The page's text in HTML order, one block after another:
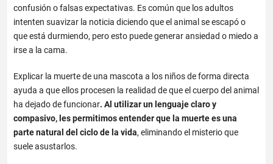
confusión o falsas expectativas. Es común que los adultos
intenten suavizar la noticia diciendo que el animal se escapó o
que está durmiendo, pero esto puede generar ansiedad o miedo a
irse a la cama.
Explicar la muerte de una mascota a los niñosde forma directa
ayuda a que ellos procesen la realidad de que el cuerpo del animal
ha dejado de funcionar. Al utilizar un lenguaje claro y
compasivo, les permitimos entender que la muerte es una
parte natural del ciclo de la vida, eliminando el misterio que
suele asustarlos.